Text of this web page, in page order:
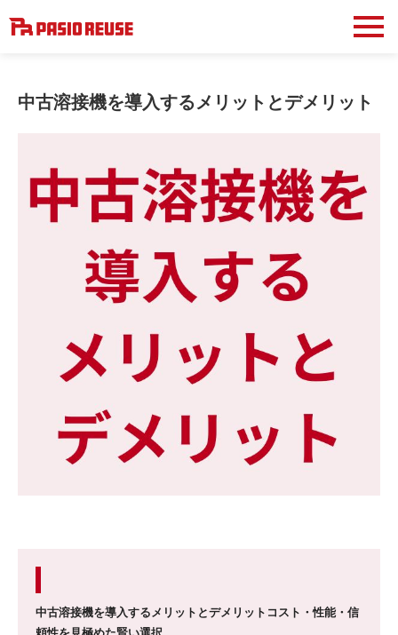
中古溶接機を導入するメリットとデメリット
中古溶接機を導入するメリットとデメリット コスト・性能・信